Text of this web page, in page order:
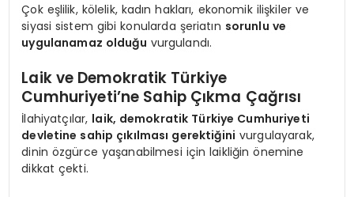
Çok eşlilik, kölelik, kadın hakları, ekonomik ilişkiler ve
siyasi sistem gibi konularda şeriatın sorunlu ve
uygulanamaz olduğu vurgulandı.
Laik ve Demokratik Türkiye
Cumhuriyeti’ne Sahip Çıkma Çağrısı
İlahiyatçılar, laik, demokratik Türkiye Cumhuriyeti
devletine sahip çıkılması gerektiğini vurgulayarak,
dinin özgürce yaşanabilmesi için laikliğin önemine
dikkat çekti.